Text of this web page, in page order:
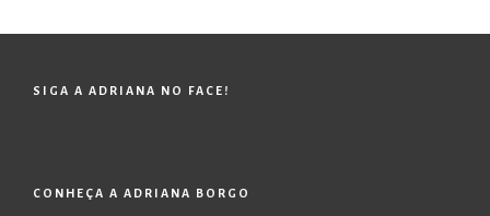
SIGA A ADRIANA NO FACE!
CONHEÇA A ADRIANA BORGO